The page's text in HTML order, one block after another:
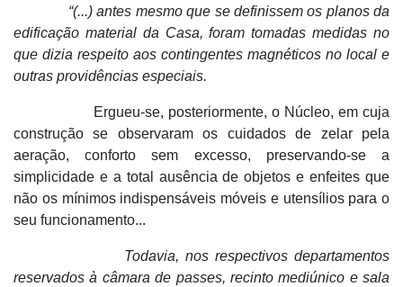
“(...) antes mesmo que se definissem os planos da
edificação material da Casa, foram tomadas medidas no
que dizia respeito aos contingentes magnéticos no local e
outras providências especiais.
Ergueu-se, posteriormente, o Núcleo, em cuja
construção se observaram os cuidados de zelar pela
aeração, conforto sem excesso, preservando-se a
simplicidade e a total ausência de objetos e enfeites que
não os mínimos indispensáveis móveis e utensílios para o
seu funcionamento...
Todavia, nos respectivos departamentos
reservados à câmara de passes, recinto mediúnico e sala